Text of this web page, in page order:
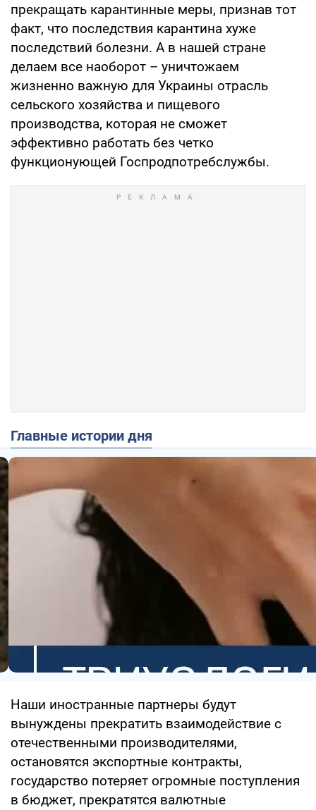
прекращать карантинные меры, признав тот
факт, что последствия карантина хуже
последствий болезни. А в нашей стране
делаем все наоборот – уничтожаем
жизненно важную для Украины отрасль
сельского хозяйства и пищевого
производства, которая не сможет
эффективно работать без четко
функционующей Госпродпотребслужбы.
Главные истории дня
Наши иностранные партнеры будут
вынуждены прекратить взаимодействие с
отечественными производителями,
остановятся экспортные контракты,
государство потеряет огромные поступления
в бюджет, прекратятся валютные